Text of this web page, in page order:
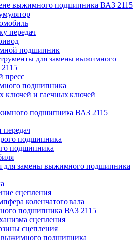
выжимного подшипника ВАЗ 2115
передач
подшипник
для замены выжимного
пресс
подшипника
ключей и гаечных ключей
подшипника ВАЗ 2115
передач
подшипника
подшипника
для замены выжимного подшипника
сцепления
коленчатого вала
подшипника ВАЗ 2115
сцепления
сцепления
подшипника